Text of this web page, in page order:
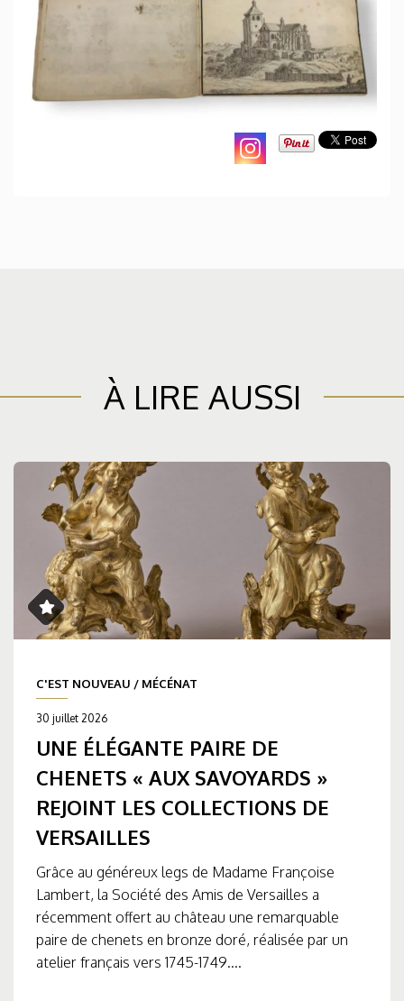
À LIRE AUSSI
C'EST NOUVEAU / MÉCÉNAT
30 juillet 2026
UNE ÉLÉGANTE PAIRE DE
CHENETS « AUX SAVOYARDS »
REJOINT LES COLLECTIONS DE
VERSAILLES
Grâce au généreux legs de Madame Françoise
Lambert, la Société des Amis de Versailles a
récemment offert au château une remarquable
paire de chenets en bronze doré, réalisée par un
atelier français vers 1745-1749....